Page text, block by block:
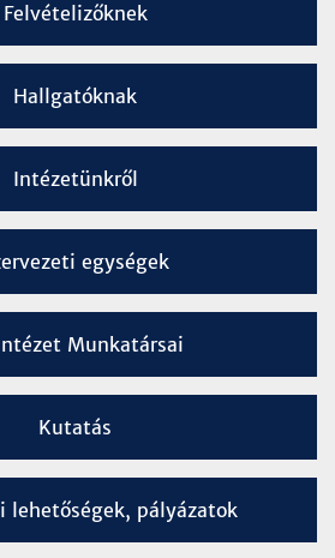
Felvételizőknek
Hallgatóknak
Intézetünkről
egységek
Munkatársai
Kutatás
lehetőségek, pályázatok